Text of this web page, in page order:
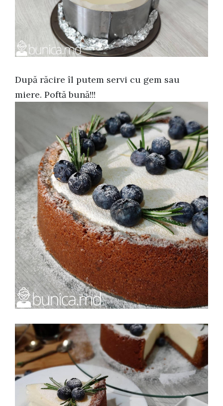
După răcire îl putem servi cu gem sau
miere. Poftă bună!!!